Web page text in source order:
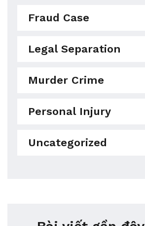
Fraud Case
Legal Separation
Murder Crime
Personal Injury
Uncategorized